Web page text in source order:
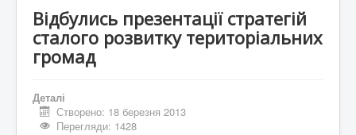
Редакція
Контактна інформація
Оголошення
Відбулись презентації стратегій
сталого розвитку територіальних
громад
Деталі
Створено: 18 березня 2013
Перегляди: 1428